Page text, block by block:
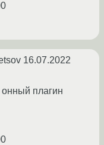
16.07.2022
плагин